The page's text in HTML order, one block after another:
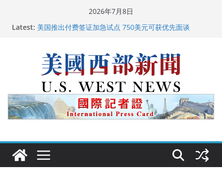
2026年7月8日
Latest: 美国推出付费签证加急试点 750美元可获优先面谈
美国最高法院维持“出生公民权” : 出生在美国就是美国
人！
中国驻美国大使谢锋邀请美国老教师罗纳德·萨科尔斯基
再次访华
广州市沉香协会会长周天明：让沉香有序走向世界